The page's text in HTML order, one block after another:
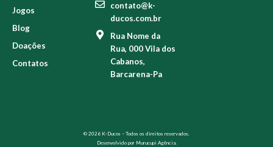
Jogos
Blog
Doações
Contatos
contato@k-
ducos.com.br
Rua Nome da
Rua, 000 Vila dos
Cabanos,
Barcarena-Pa
© 2026 K-Ducos – Todos os direitos reservados.
Desenvolvido por Murucupi Agência.